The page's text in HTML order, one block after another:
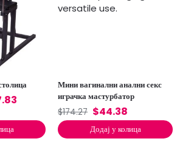
Мини вагинални анални секс
играчка мастурбатор
$174.27 $44.38
Додај у колица